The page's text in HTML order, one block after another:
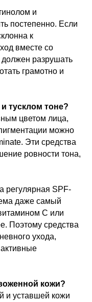
и
постепенно. Если
к
вместе со
разрушать
грамотно и
тусклом тоне?
цветом лица,
можно
Эти средства
ровности тона,
регулярная SPF-
даже самый
C или
Поэтому средства
ухода,
кожи?
и уставшей кожи